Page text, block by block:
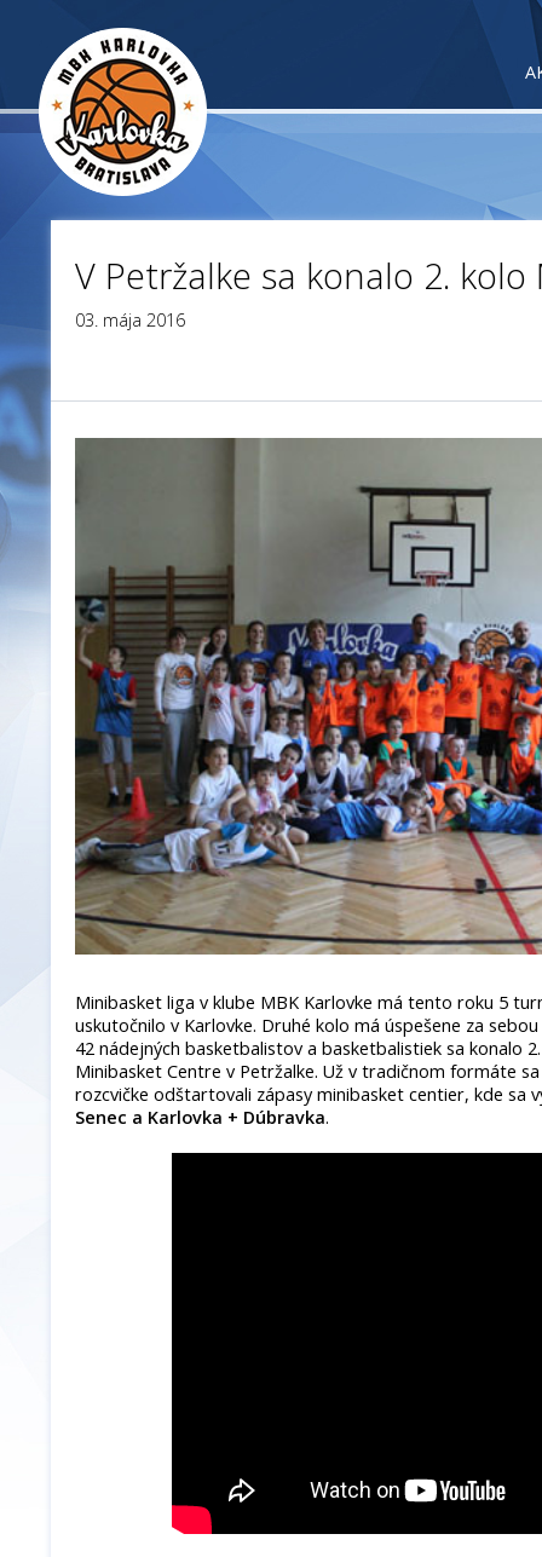
V Petržalke sa konalo 2.
03. mája 2016
Minibasket liga v klube MBK Karlovke má tento roku 5
uskutočnilo v Karlovke. Druhé kolo má úspešene za
42 nádejných basketbalistov a basketbalistiek sa konalo
Minibasket Centre v Petržalke. Už v tradičnom formáte
rozcvičke odštartovali zápasy minibasket centier, kde sa
Senec a Karlovka + Dúbravka.